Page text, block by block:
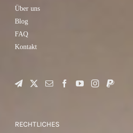
Über uns
Blog
FAQ
Kontakt
RECHTLICHES